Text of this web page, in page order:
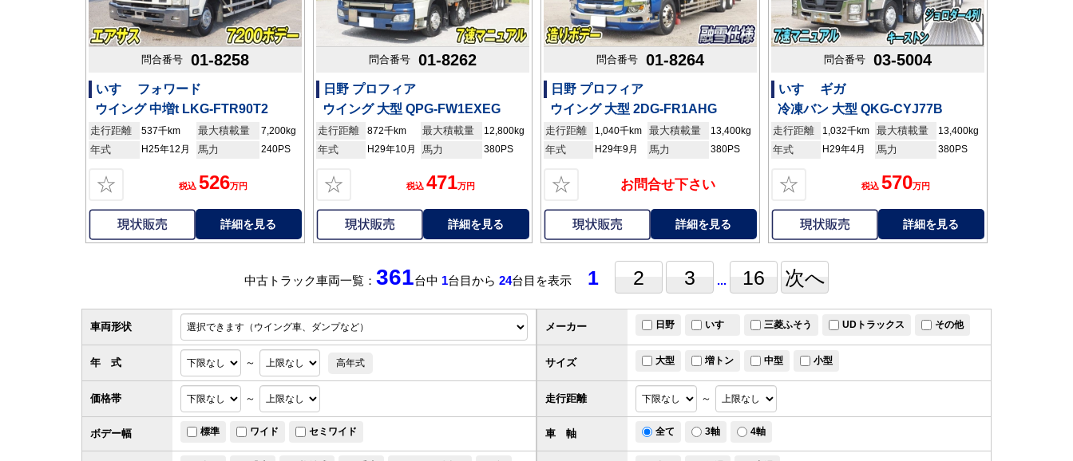
問合番号 01-8258
いすゞ フォワード
ウイング 中増t LKG-FTR90T2
走行距離 537千km 最大積載量 7,200kg
年式 H25年12月 馬力 240PS
☆ 税込 526万円
詳細を見る
問合番号 01-8262
日野 プロフィア
ウイング 大型 QPG-FW1EXEG
走行距離 872千km 最大積載量 12,800kg
年式 H29年10月 馬力 380PS
☆ 税込 471万円
詳細を見る
問合番号 01-8264
日野 プロフィア
ウイング 大型 2DG-FR1AHG
走行距離 1,040千km 最大積載量 13,400kg
年式 H29年9月 馬力 380PS
☆ お問合せ下さい
詳細を見る
問合番号 03-5004
いすゞ ギガ
冷凍バン 大型 QKG-CYJ77B
走行距離 1,032千km 最大積載量 13,400kg
年式 H29年4月 馬力 380PS
☆ 税込 570万円
詳細を見る
中古トラック車両一覧： 361台中 1台目から 24台目を表示 1 2 3 ... 16 次へ
車両形状
サイズ 大型 増トン 中型 小型
価格帯 ～
メーカー 日野 いすゞ 三菱ふそう UDトラックス その他
年 式 ～ 高年式
走行距離 ～
ボデー幅 標準 ワイド セミワイド 車 軸 全て 3軸 4軸